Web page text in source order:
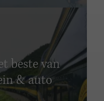
beste van
& auto